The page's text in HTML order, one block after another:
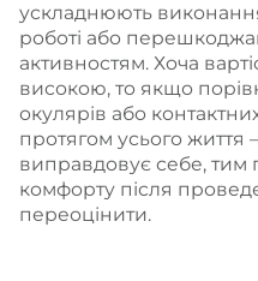
ускладнюють виконання
роботі або
активностям. Хоча
високою, то якщо
окулярів або
протягом усього життя
виправдовує себе, тим
комфорту після
переоцінити.